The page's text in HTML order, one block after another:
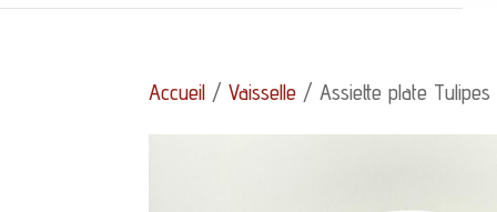
Accueil /Vaisselle / Assiette plate